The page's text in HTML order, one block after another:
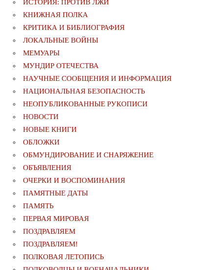
ИСТОРИЯ: ПРОТИВ ЛЖИ
КНИЖНАЯ ПОЛКА
КРИТИКА И БИБЛИОГРАФИЯ
ЛОКАЛЬНЫЕ ВОЙНЫ
МЕМУАРЫ
МУНДИР ОТЕЧЕСТВА
НАУЧНЫЕ СООБЩЕНИЯ И ИНФОРМАЦИЯ
НАЦИОНАЛЬНАЯ БЕЗОПАСНОСТЬ
НЕОПУБЛИКОВАННЫЕ РУКОПИСИ
НОВОСТИ
НОВЫЕ КНИГИ
ОБЛОЖКИ
ОБМУНДИРОВАНИЕ И СНАРЯЖЕНИЕ
ОБЪЯВЛЕНИЯ
ОЧЕРКИ И ВОСПОМИНАНИЯ
ПАМЯТНЫЕ ДАТЫ
ПАМЯТЬ
ПЕРВАЯ МИРОВАЯ
ПОЗДРАВЛЯЕМ
ПОЗДРАВЛЯЕМ!
ПОЛКОВАЯ ЛЕТОПИСЬ